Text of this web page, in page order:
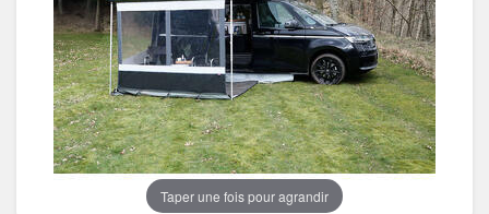
Taper une fois pour agrandir